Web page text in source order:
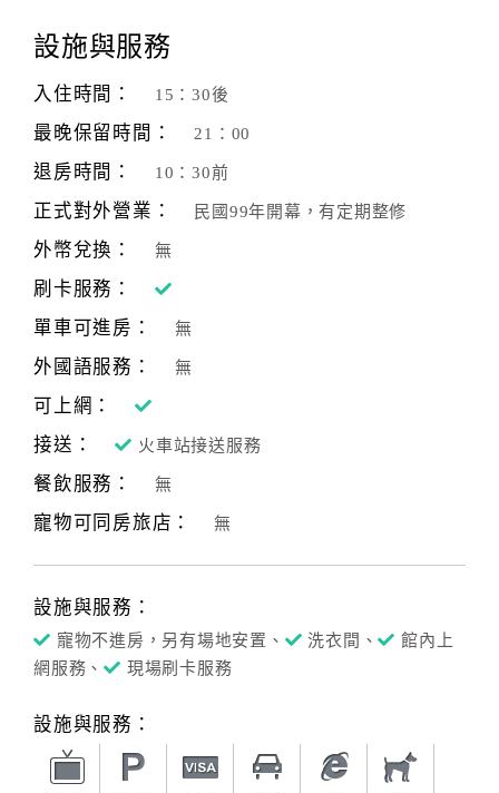
顧
客
滿
度
訂
單
理
會
員
戶
客
絡
單
Line
設施與服務
入住時間： 15：30後
最晚保留時間： 21：00
退房時間： 10：30前
正式對外營業： 民國99年開幕，有定期整修
外幣兌換： 無
刷卡服務：
單車可進房：
無
外國語服務： 無
可上網：
接送：
火車站接送服務
餐飲服務： 無
寵物可同房旅店： 無
設施與服務：
寵物不進房，另有場地安置、 洗衣間、
館內上
網服務、
現場刷卡服務
設施與服務：